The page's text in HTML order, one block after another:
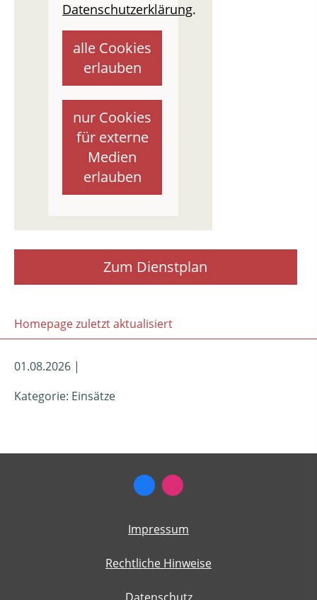
Datenschutzerklärung.
alle Cookies
erlauben
nur Cookies
für externe
Medien
erlauben
Zum Dienstplan
Homepage zuletzt aktualisiert
01.08.2026 |
Kategorie: Einsätze
Impressum
Rechtliche Hinweise